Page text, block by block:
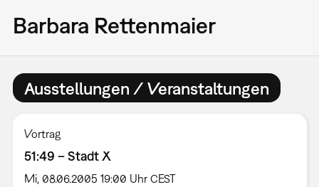
Barbara Rettenmaier
Ausstellungen / Veranstaltungen
Vortrag
51:49 – Stadt X
Mi, 08.06.2005 19:00 Uhr CEST